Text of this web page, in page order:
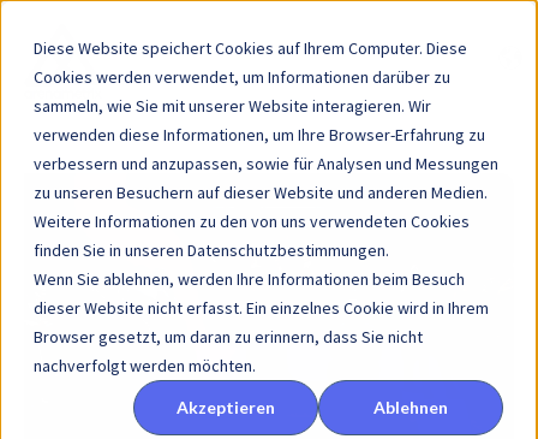
Diese Website speichert Cookies auf Ihrem Computer. Diese
Cookies werden verwendet, um Informationen darüber zu
sammeln, wie Sie mit unserer Website interagieren. Wir
verwenden diese Informationen, um Ihre Browser-Erfahrung zu
verbessern und anzupassen, sowie für Analysen und Messungen
zu unseren Besuchern auf dieser Website und anderen Medien.
Weitere Informationen zu den von uns verwendeten Cookies
finden Sie in unseren Datenschutzbestimmungen.
Wenn Sie ablehnen, werden Ihre Informationen beim Besuch
dieser Website nicht erfasst. Ein einzelnes Cookie wird in Ihrem
Browser gesetzt, um daran zu erinnern, dass Sie nicht
nachverfolgt werden möchten.
Akzeptieren Ablehnen